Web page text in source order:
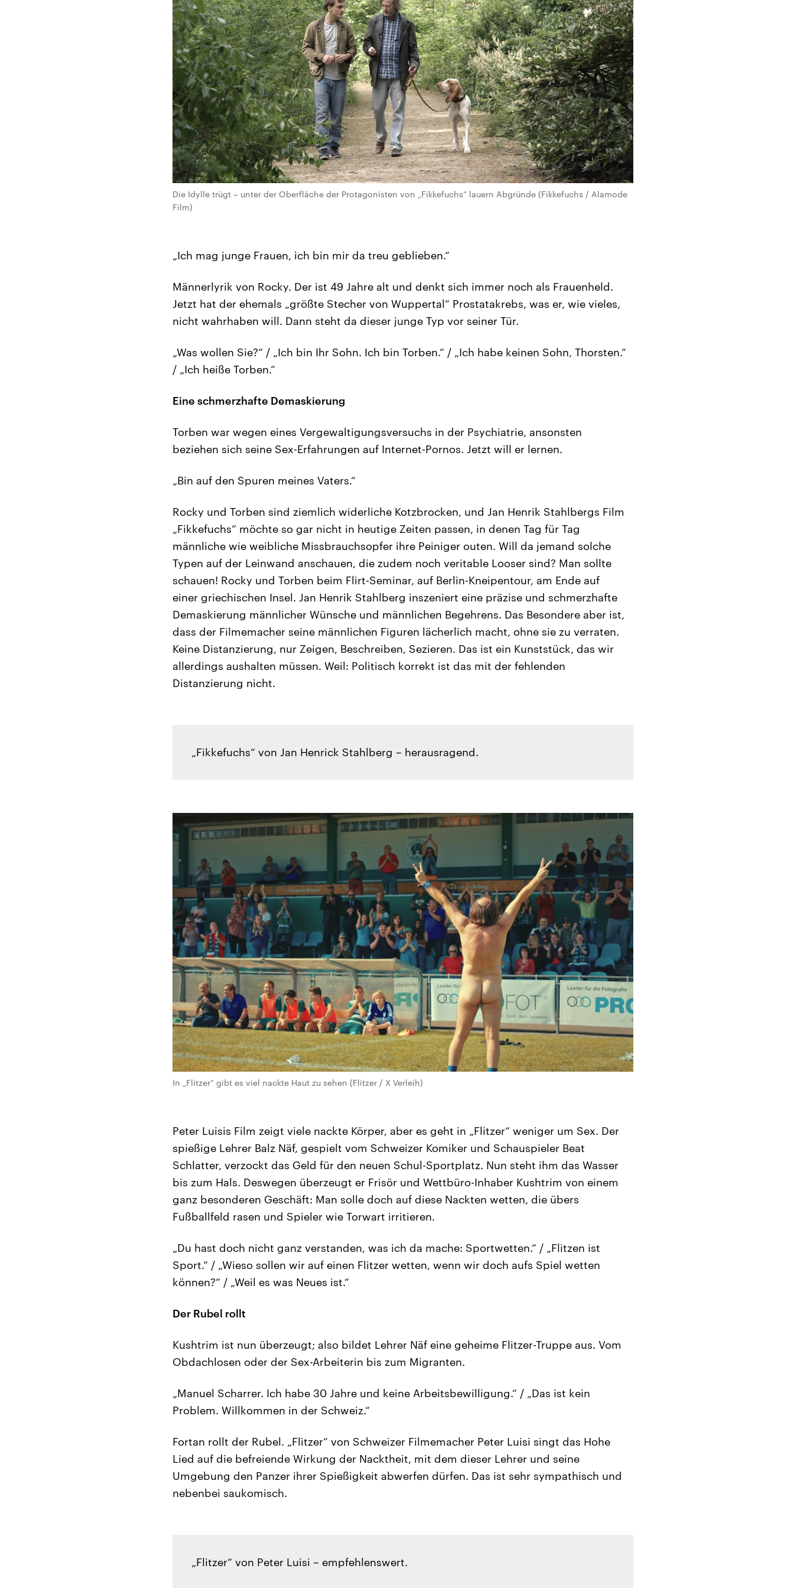
Die Idylle trügt – unter der Oberfläche der Protagonisten von „Fikkefuchs“ lauern Abgründe (Fikkefuchs / Alamode
Film)
„Ich mag junge Frauen, ich bin mir da treu geblieben.“
Männerlyrik von Rocky. Der ist 49 Jahre alt und denkt sich immer noch als Frauenheld.
Jetzt hat der ehemals „größte Stecher von Wuppertal“ Prostatakrebs, was er, wie vieles,
nicht wahrhaben will. Dann steht da dieser junge Typ vor seiner Tür.
„Was wollen Sie?“ / „Ich bin Ihr Sohn. Ich bin Torben.“ / „Ich habe keinen Sohn, Thorsten.“
/ „Ich heiße Torben.“
Eine schmerzhafte Demaskierung
Torben war wegen eines Vergewaltigungsversuchs in der Psychiatrie, ansonsten
beziehen sich seine Sex-Erfahrungen auf Internet-Pornos. Jetzt will er lernen.
„Bin auf den Spuren meines Vaters.“
Rocky und Torben sind ziemlich widerliche Kotzbrocken, und Jan Henrik Stahlbergs Film
„Fikkefuchs“ möchte so gar nicht in heutige Zeiten passen, in denen Tag für Tag
männliche wie weibliche Missbrauchsopfer ihre Peiniger outen. Will da jemand solche
Typen auf der Leinwand anschauen, die zudem noch veritable Looser sind? Man sollte
schauen! Rocky und Torben beim Flirt-Seminar, auf Berlin-Kneipentour, am Ende auf
einer griechischen Insel. Jan Henrik Stahlberg inszeniert eine präzise und schmerzhafte
Demaskierung männlicher Wünsche und männlichen Begehrens. Das Besondere aber ist,
dass der Filmemacher seine männlichen Figuren lächerlich macht, ohne sie zu verraten.
Keine Distanzierung, nur Zeigen, Beschreiben, Sezieren. Das ist ein Kunststück, das wir
allerdings aushalten müssen. Weil: Politisch korrekt ist das mit der fehlenden
Distanzierung nicht.
„Fikkefuchs“ von Jan Henrick Stahlberg – herausragend.
In „Flitzer“ gibt es viel nackte Haut zu sehen (Flitzer / X Verleih)
Peter Luisis Film zeigt viele nackte Körper, aber es geht in „Flitzer“ weniger um Sex. Der
spießige Lehrer Balz Näf, gespielt vom Schweizer Komiker und Schauspieler Beat
Schlatter, verzockt das Geld für den neuen Schul-Sportplatz. Nun steht ihm das Wasser
bis zum Hals. Deswegen überzeugt er Frisör und Wettbüro-Inhaber Kushtrim von einem
ganz besonderen Geschäft: Man solle doch auf diese Nackten wetten, die übers
Fußballfeld rasen und Spieler wie Torwart irritieren.
„Du hast doch nicht ganz verstanden, was ich da mache: Sportwetten.“ / „Flitzen ist
Sport.“ / „Wieso sollen wir auf einen Flitzer wetten, wenn wir doch aufs Spiel wetten
können?“ / „Weil es was Neues ist.“
Der Rubel rollt
Kushtrim ist nun überzeugt; also bildet Lehrer Näf eine geheime Flitzer-Truppe aus. Vom
Obdachlosen oder der Sex-Arbeiterin bis zum Migranten.
„Manuel Scharrer. Ich habe 30 Jahre und keine Arbeitsbewilligung.“ / „Das ist kein
Problem. Willkommen in der Schweiz.“
Fortan rollt der Rubel. „Flitzer“ von Schweizer Filmemacher Peter Luisi singt das Hohe
Lied auf die befreiende Wirkung der Nacktheit, mit dem dieser Lehrer und seine
Umgebung den Panzer ihrer Spießigkeit abwerfen dürfen. Das ist sehr sympathisch und
nebenbei saukomisch.
„Flitzer“ von Peter Luisi – empfehlenswert.